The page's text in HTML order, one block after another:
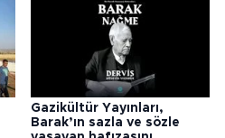
Gazikültür Yayınları,
Barak’ın sazla ve sözle